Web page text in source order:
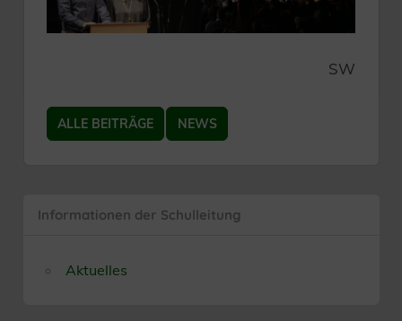
SW
ALLE BEITRÄGE NEWS
Informationen der Schulleitung
Aktuelles